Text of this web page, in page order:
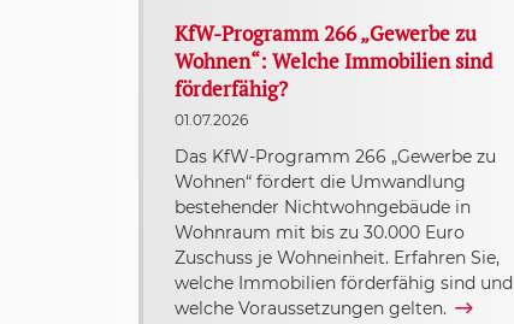
KfW-Programm 266 „Gewerbe zu
Wohnen“: Welche Immobilien sind
förderfähig?
01.07.2026
Das KfW-Programm 266 „Gewerbe zu
Wohnen“ fördert die Umwandlung
bestehender Nichtwohngebäude in
Wohnraum mit bis zu 30.000 Euro
Zuschuss je Wohneinheit. Erfahren Sie,
welche Immobilien förderfähig sind und
welche Voraussetzungen gelten.